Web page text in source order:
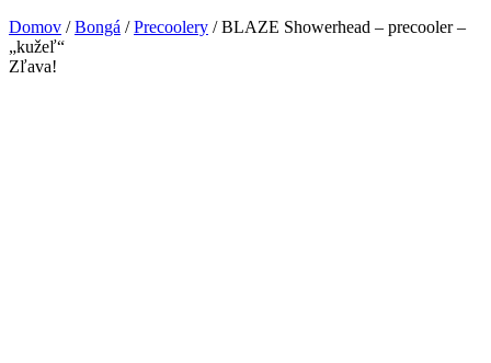
Domov /Bongá /Precoolery / BLAZE Showerhead – precooler –
„kužeľ“
Zľava!